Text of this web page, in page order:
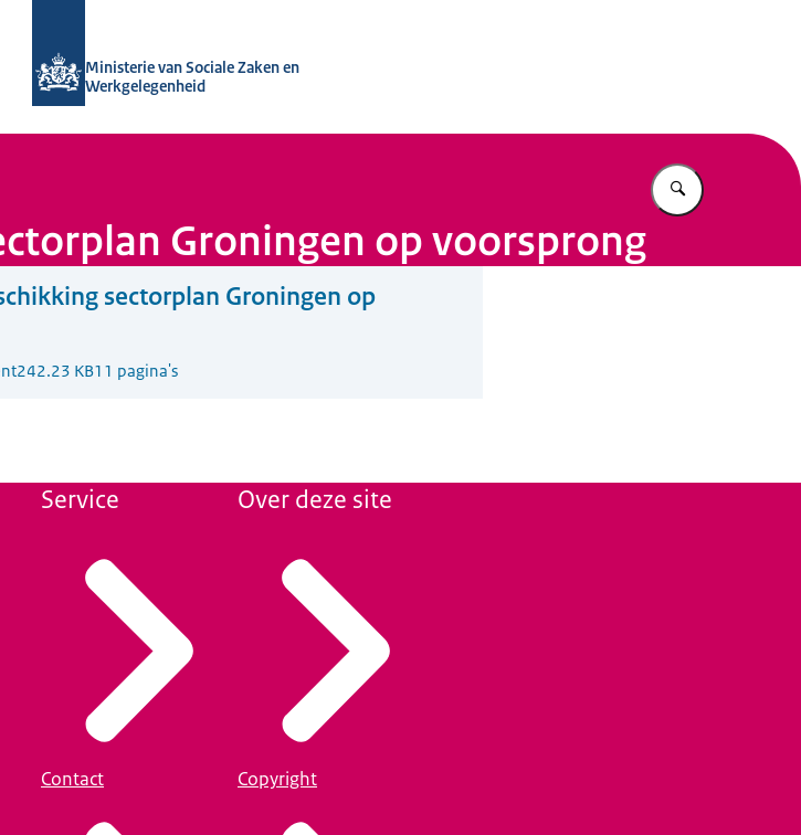
Ministerie van Sociale Zaken en
Werkgelegenheid
Vul in wat u
Groningen op voorsprong
sectorplan Groningen op
242.23 KB11 pagina's
Service
Contact
Over deze site
Copyright